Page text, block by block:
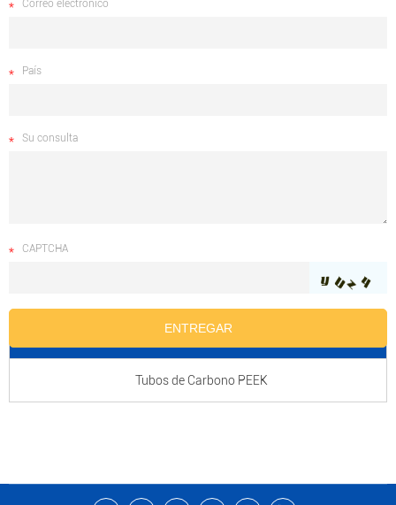
Correo electrónico
País
Su consulta
CAPTCHA
nombre del producto
Tubos de Carbono PEEK